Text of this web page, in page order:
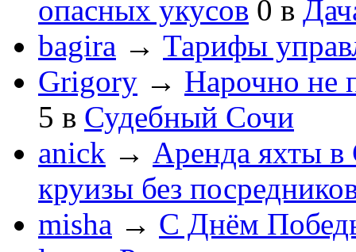
опасных укусов 0 в
bagira → Тарифы
Grigory → Нарочно не
5 в Судебный Сочи
anick → Аренда яхты в
круизы без
misha → С Днём